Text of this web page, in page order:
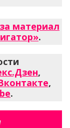
материал
.
,
,
.